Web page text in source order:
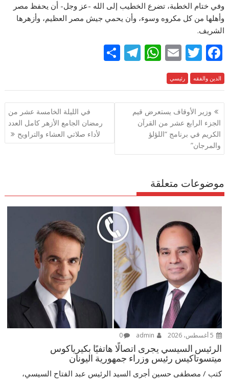
وفي ختام الخطبة، تضرع الخطيب إلى الله -عز وجل- أن يحفظ مصر
وأهلها من كل مكروه وسوء، وأن يحمي جيش مصر العظيم، وأزهرها
الشريف.
F
ac
e
b
o
o
k
T
w
itt
er
E
ai
l
W
at
s
A
p
p
T
e
gr
ar
e
الدين والفقه رئيسي
تصفّح
المقالات
وزير الأوقاف يستعرض قيم
الجزء الرابع عشر من القرآن
الكريم في برنامج “اللؤلؤ
والمرجان”
في الليلة الخامسة عشر من
رمضان الجامع الأزهر كامل العدد
لأداء صلاتي العشاء والتراويح
موضوعات متعلقة
0
الرئيس السيسي يجرى اتصالًا هاتفيًا بكيرياكوس
ميتسوتاكيس رئيس وزراء جمهورية اليونان
كتب / مصطفى حسين أجرى السيد الرئيس عبد الفتاح السيسي،